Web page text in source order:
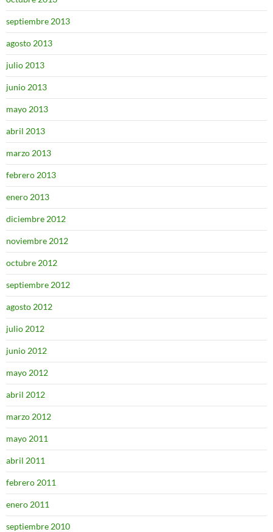
septiembre 2013
agosto 2013
julio 2013
junio 2013
mayo 2013
abril 2013
marzo 2013
febrero 2013
enero 2013
diciembre 2012
noviembre 2012
octubre 2012
septiembre 2012
agosto 2012
julio 2012
junio 2012
mayo 2012
abril 2012
marzo 2012
mayo 2011
abril 2011
febrero 2011
enero 2011
septiembre 2010